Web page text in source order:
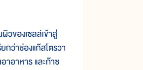
ของเซลล์เข้าสู่
กว่าช่องแก๊สโตรวา
าอาหาร และก๊าซ